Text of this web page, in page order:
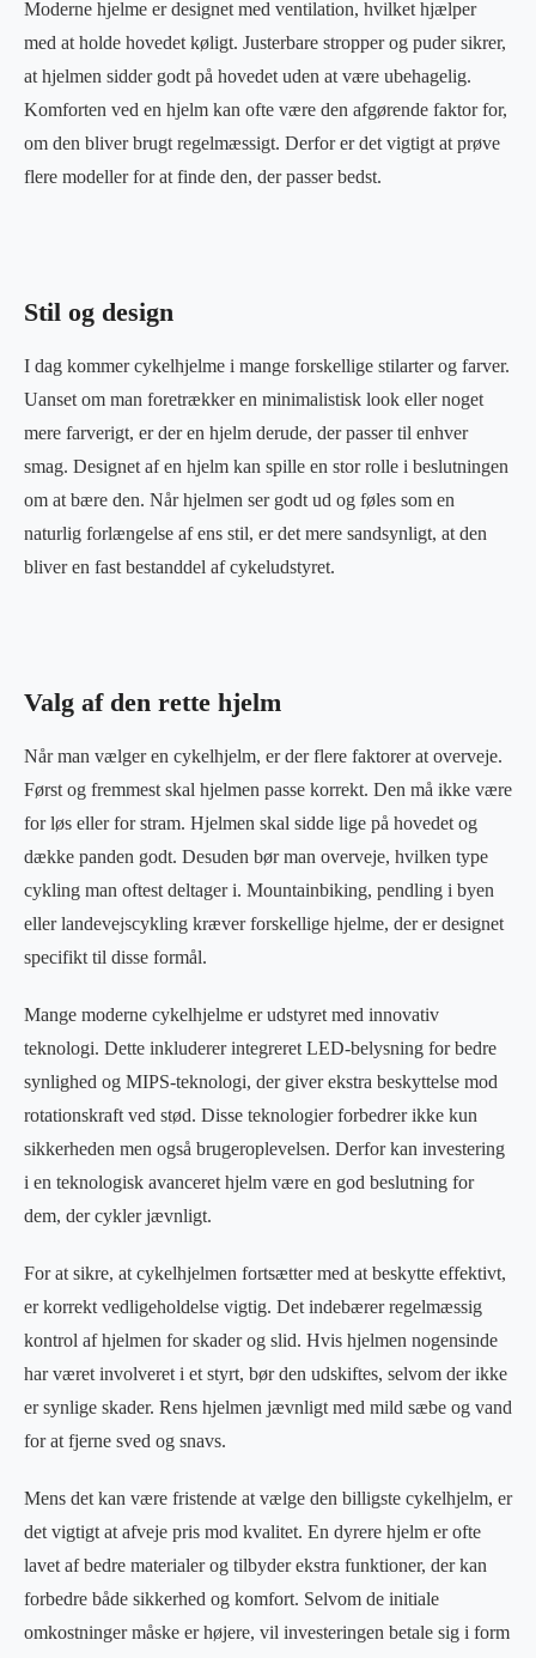
Moderne hjelme er designet med ventilation, hvilket hjælper
med at holde hovedet køligt. Justerbare stropper og puder sikrer,
at hjelmen sidder godt på hovedet uden at være ubehagelig.
Komforten ved en hjelm kan ofte være den afgørende faktor for,
om den bliver brugt regelmæssigt. Derfor er det vigtigt at prøve
flere modeller for at finde den, der passer bedst.
Stil og design
I dag kommer cykelhjelme i mange forskellige stilarter og farver.
Uanset om man foretrækker en minimalistisk look eller noget
mere farverigt, er der en hjelm derude, der passer til enhver
smag. Designet af en hjelm kan spille en stor rolle i beslutningen
om at bære den. Når hjelmen ser godt ud og føles som en
naturlig forlængelse af ens stil, er det mere sandsynligt, at den
bliver en fast bestanddel af cykeludstyret.
Valg af den rette hjelm
Når man vælger en cykelhjelm, er der flere faktorer at overveje.
Først og fremmest skal hjelmen passe korrekt. Den må ikke være
for løs eller for stram. Hjelmen skal sidde lige på hovedet og
dække panden godt. Desuden bør man overveje, hvilken type
cykling man oftest deltager i. Mountainbiking, pendling i byen
eller landevejscykling kræver forskellige hjelme, der er designet
specifikt til disse formål.
Mange moderne cykelhjelme er udstyret med innovativ
teknologi. Dette inkluderer integreret LED-belysning for bedre
synlighed og MIPS-teknologi, der giver ekstra beskyttelse mod
rotationskraft ved stød. Disse teknologier forbedrer ikke kun
sikkerheden men også brugeroplevelsen. Derfor kan investering
i en teknologisk avanceret hjelm være en god beslutning for
dem, der cykler jævnligt.
For at sikre, at cykelhjelmen fortsætter med at beskytte effektivt,
er korrekt vedligeholdelse vigtig. Det indebærer regelmæssig
kontrol af hjelmen for skader og slid. Hvis hjelmen nogensinde
har været involveret i et styrt, bør den udskiftes, selvom der ikke
er synlige skader. Rens hjelmen jævnligt med mild sæbe og vand
for at fjerne sved og snavs.
Mens det kan være fristende at vælge den billigste cykelhjelm, er
det vigtigt at afveje pris mod kvalitet. En dyrere hjelm er ofte
lavet af bedre materialer og tilbyder ekstra funktioner, der kan
forbedre både sikkerhed og komfort. Selvom de initiale
omkostninger måske er højere, vil investeringen betale sig i form